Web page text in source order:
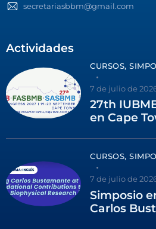
secretariasbbm@gmail.com
Actividades
CURSOS,
7 de julio de
27th
en Cape
CURSOS,
7 de julio de
Simposio
Carlos